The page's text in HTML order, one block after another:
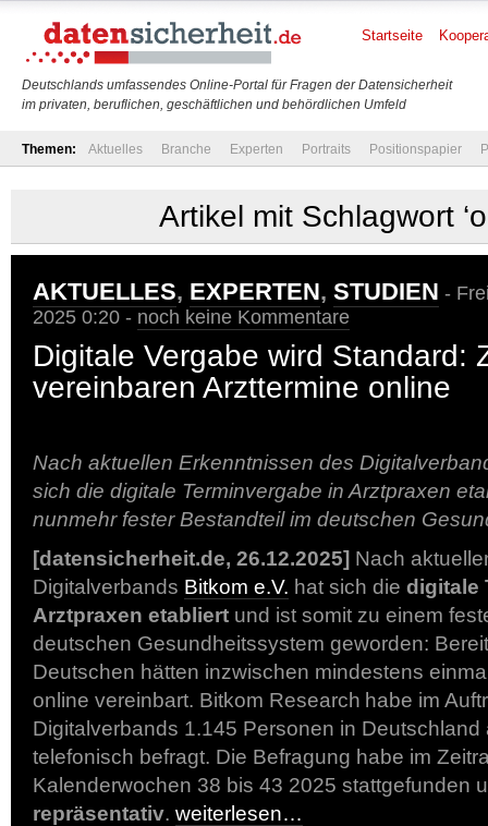
Deutschlands umfassendes Online-Portal für Fragen der Datensicherheit
im privaten, beruflichen, geschäftlichen und behördlichen Umfeld
Startseite
Themen: Aktuelles Branche Experten Portraits Positionspapier
Artikel mit Schlagwort
AKTUELLES, EXPERTEN, STUDIEN -
2025 0:20 - noch keine Kommentare
Digitale Vergabe wird Standard:
vereinbaren Arzttermine online
Nach aktuellen Erkenntnissen des
sich die digitale Terminvergabe in Arztpraxen
nunmehr fester Bestandteil im deutschen
[datensicherheit.de, 26.12.2025] Nach
Digitalverbands Bitkom e.V. hat sich die digitale
Arztpraxen etabliert und ist somit zu einem
deutschen Gesundheitssystem geworden:
Deutschen hätten inzwischen mindestens
online vereinbart. Bitkom Research habe im
Digitalverbands 1.145 Personen in Deutschland
telefonisch befragt. Die Befragung habe im
Kalenderwochen 38 bis 43 2025 stattgefunden
repräsentativ. weiterlesen…